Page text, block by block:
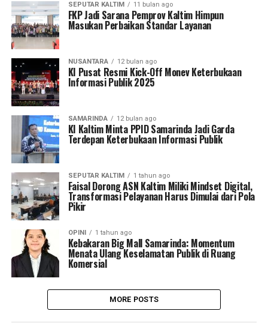
SEPUTAR KALTIM 11 bulan ago
FKP Jadi Sarana Pemprov Kaltim Himpun
Masukan Perbaikan Standar Layanan
NUSANTARA 12 bulan ago
KI Pusat Resmi Kick-Off Monev Keterbukaan
Informasi Publik 2025
SAMARINDA 12 bulan ago
KI Kaltim Minta PPID Samarinda Jadi Garda
Terdepan Keterbukaan Informasi Publik
SEPUTAR KALTIM 1 tahun ago
Faisal Dorong ASN Kaltim Miliki Mindset Digital,
Transformasi Pelayanan Harus Dimulai dari Pola
Pikir
OPINI 1 tahun ago
Kebakaran Big Mall Samarinda: Momentum
Menata Ulang Keselamatan Publik di Ruang
Komersial
MORE POSTS